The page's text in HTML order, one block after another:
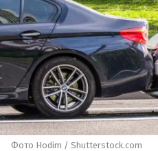
Фото Hodim / Shutterstock.com